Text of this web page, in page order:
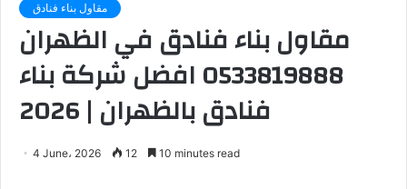
مقاول بناء فنادق
مقاول بناء فنادق في الظهران
0533819888 افضل شركة بناء
فنادق بالظهران | 2026
4 June، 2026 12 10 minutes read